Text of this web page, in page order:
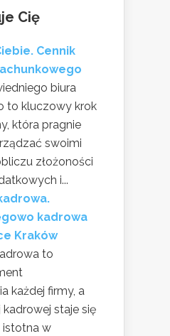
Cię
Cennik
biura
to kluczowy krok
która pragnie
swoimi
złożoności
i...
kadrowa
Kraków
to
każdej firmy, a
staje się
istotna w